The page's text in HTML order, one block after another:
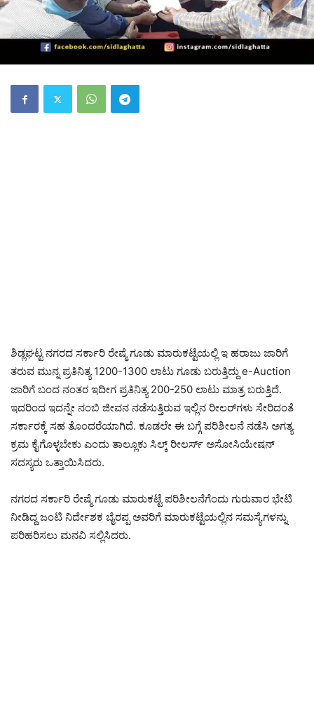
ಶಿಡ್ಲಘಟ್ಟ ನಗರದ ಸರ್ಕಾರಿ ರೇಷ್ಮೆ ಗೂಡು ಮಾರುಕಟ್ಟೆಯಲ್ಲಿ ಇ ಹರಾಜು ಜಾರಿಗೆ
ತರುವ ಮುನ್ನ ಪ್ರತಿನಿತ್ಯ 1200-1300 ಲಾಟು ಗೂಡು ಬರುತ್ತಿದ್ದು e-Auction
ಜಾರಿಗೆ ಬಂದ ನಂತರ ಇದೀಗ ಪ್ರತಿನಿತ್ಯ 200-250 ಲಾಟು ಮಾತ್ರ ಬರುತ್ತಿದೆ.
ಇದರಿಂದ ಇದನ್ನೇ ನಂಬಿ ಜೀವನ ನಡೆಸುತ್ತಿರುವ ಇಲ್ಲಿನ ರೀಲರ್‌ಗಳು ಸೇರಿದಂತೆ
ಸರ್ಕಾರಕ್ಕೆ ಸಹ ತೊಂದರೆಯಾಗಿದೆ. ಕೂಡಲೇ ಈ ಬಗ್ಗೆ ಪರಿಶೀಲನೆ ನಡೆಸಿ ಅಗತ್ಯ
ಕ್ರಮ ಕೈಗೊಳ್ಳಬೇಕು ಎಂದು ತಾಲ್ಲೂಕು ಸಿಲ್ಕ್ ರೀಲರ್ಸ್ ಅಸೋಸಿಯೇಷನ್
ಸದಸ್ಯರು ಒತ್ತಾಯಿಸಿದರು.
ನಗರದ ಸರ್ಕಾರಿ ರೇಷ್ಮೆ ಗೂಡು ಮಾರುಕಟ್ಟೆ ಪರಿಶೀಲನೆಗೆಂದು ಗುರುವಾರ ಭೇಟಿ
ನೀಡಿದ್ದ ಜಂಟಿ ನಿರ್ದೇಶಕ ಬೈರಪ್ಪ ಅವರಿಗೆ ಮಾರುಕಟ್ಟೆಯಲ್ಲಿನ ಸಮಸ್ಯೆಗಳನ್ನು
ಪರಿಹರಿಸಲು ಮನವಿ ಸಲ್ಲಿಸಿದರು.